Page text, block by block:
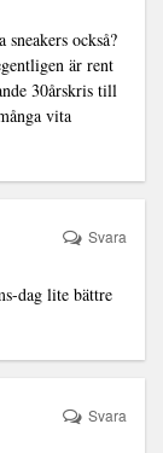
också?
är rent
30årskris till
vita
dag lite bättre
Svara
Svara